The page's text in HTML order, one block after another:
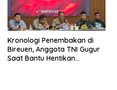
Kronologi Penembakan di
Bireuen, Anggota TNI Gugur
Saat Bantu Hentikan